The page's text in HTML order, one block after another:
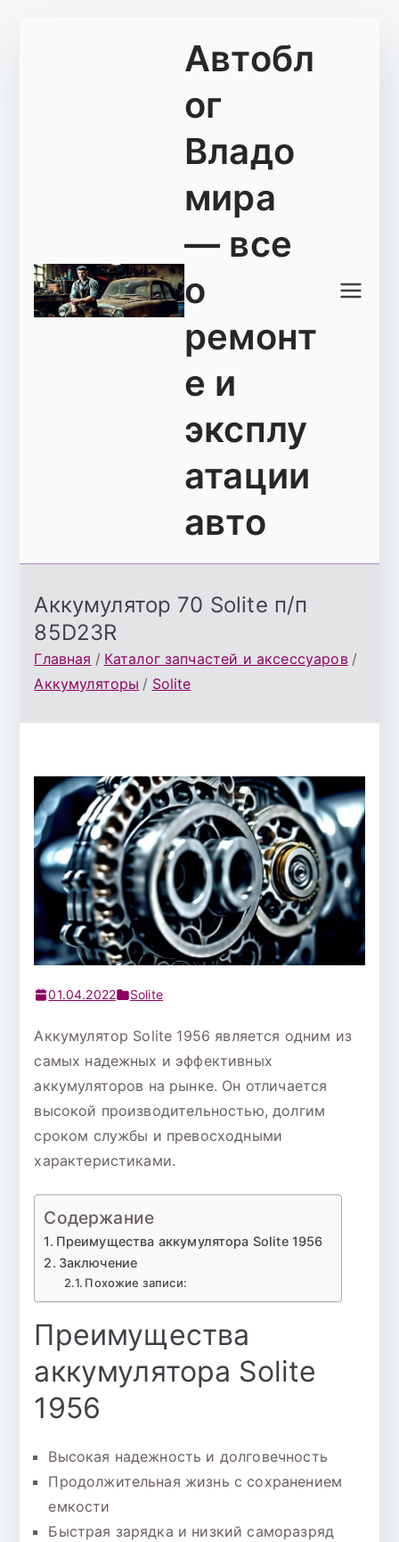
Автобл
ог
Владо
мира
— все
о
ремонт
е и
эксплу
атации
авто
Аккумулятор 70 Solite п/п
85D23R
Главная
Каталог запчастей и аксессуаров
Аккумуляторы
Solite
01.04.2022 Solite
Аккумулятор Solite 1956 является одним из
самых надежных и эффективных
аккумуляторов на рынке. Он отличается
высокой производительностью, долгим
сроком службы и превосходными
характеристиками.
Содержание
Преимущества аккумулятора Solite 1956
Заключение
Похожие записи:
Преимущества
аккумулятора Solite
1956
Высокая надежность и долговечность
Продолжительная жизнь с сохранением
емкости
Быстрая зарядка и низкий саморазряд